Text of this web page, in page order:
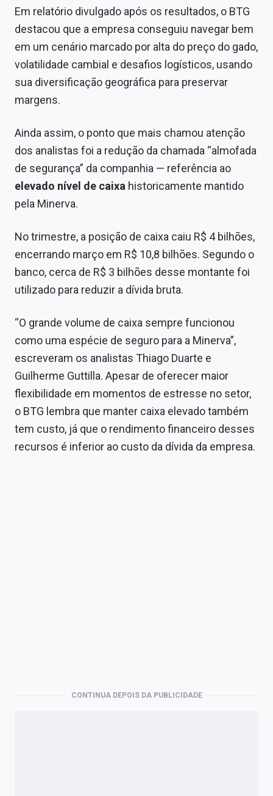
Expediente
Em relatório divulgado após os resultados, o BTG
destacou que a empresa conseguiu navegar bem
em um cenário marcado por alta do preço do gado,
volatilidade cambial e desafios logísticos, usando
sua diversificação geográfica para preservar
margens.
Ainda assim, o ponto que mais chamou atenção
dos analistas foi a redução da chamada “almofada
de segurança” da companhia — referência ao
elevado nível de caixa historicamente mantido
pela Minerva.
No trimestre, a posição de caixa caiu R$ 4 bilhões,
encerrando março em R$ 10,8 bilhões. Segundo o
banco, cerca de R$ 3 bilhões desse montante foi
utilizado para reduzir a dívida bruta.
“O grande volume de caixa sempre funcionou
como uma espécie de seguro para a Minerva”,
escreveram os analistas Thiago Duarte e
Guilherme Guttilla. Apesar de oferecer maior
flexibilidade em momentos de estresse no setor,
o BTG lembra que manter caixa elevado também
tem custo, já que o rendimento financeiro desses
recursos é inferior ao custo da dívida da empresa.
CONTINUA DEPOIS DA PUBLICIDADE